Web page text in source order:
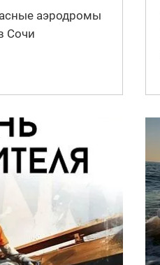
аэродромы
Сочи